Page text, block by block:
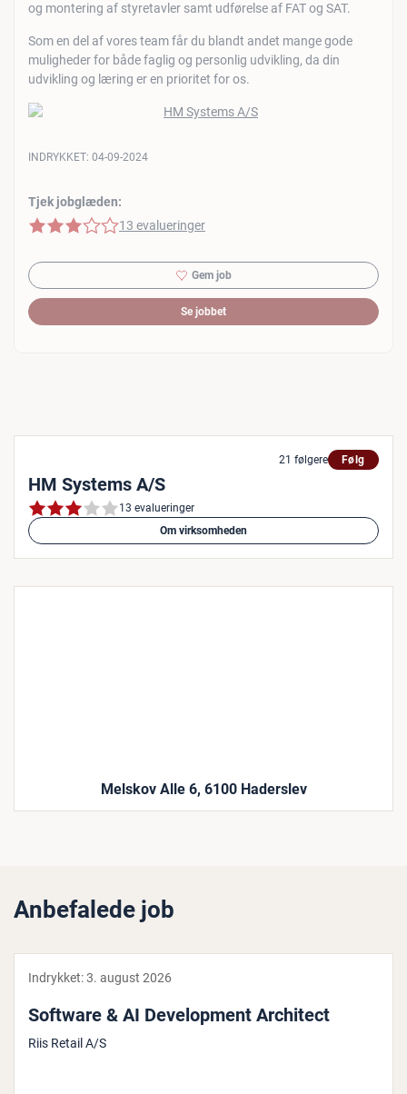
og montering af styretavler samt udførelse af FAT og SAT.
Som en del af vores team får du blandt andet mange gode
muligheder for både faglig og personlig udvikling, da din
udvikling og læring er en prioritet for os.
Tjek jobglæden:
3 af 5 stjerner
13 evalueringer
INDRYKKET: 04-09-2024
Gem job
Se jobbet
21 følgere Følg
HM Systems A/S
13 evalueringer
Om virksomheden
Melskov Alle 6, 6100 Haderslev
Anbefalede job
Indrykket:3. august 2026
Software & AI De­ve­l­op­ment Architect
Riis Retail A/S